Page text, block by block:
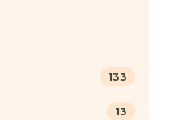
133
13